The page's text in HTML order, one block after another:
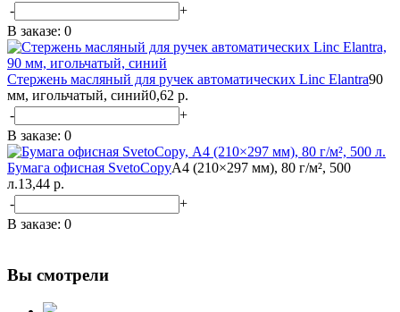
-
+
В заказе: 0
Стержень масляный для ручек автоматических Linc Elantra90
мм, игольчатый, синий0,62 р.
-
+
В заказе: 0
Бумага офисная SvetoCopyА4 (210×297 мм), 80 г/м², 500
л.13,44 р.
-
+
В заказе: 0
Вы смотрели